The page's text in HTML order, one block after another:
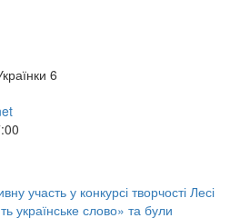
6
участь у конкурсі творчості Лесі
українське слово» та були